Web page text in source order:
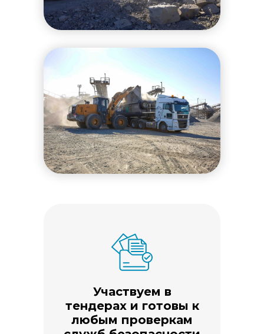
Участвуем в
тендерах и готовы к
любым проверкам